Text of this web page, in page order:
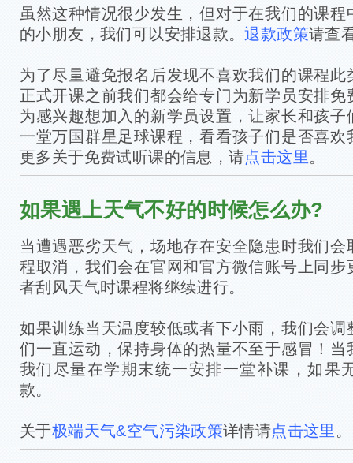
虽然这种情况很少发生，但对于在我们的课
的小朋友，我们可以安排退款。退款政策请查
为了尽量避免报名后发现不喜欢我们的课程
正式开课之前我们都会给专门为新学员安排
为感兴趣想加入的新学员设置，让家长和孩
一堂万国群星足球课程，看看孩子们是否喜
更多关于免费试听课的信息，请点击这里。
如果遇上天气不好的时候怎么办?
当遭遇恶劣天气，场地存在安全隐患时我们
程取消，我们会在官网和官方微信账号上同
者刮风天气时课程将继续进行。
如果训练当天温度较低或者下小雨，我们会
们一直运动，保持身体的热量不至于感冒！
我们尽量在学期末统一安排一堂补课，如果
款。
关于极端天气&空气污染政策详情请点击这里 。